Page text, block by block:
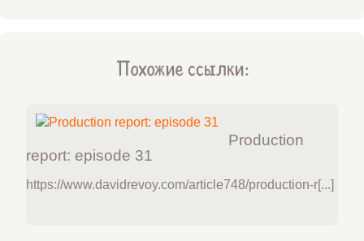
Похожие ссылки:
Production
report: episode 31
https://www.davidrevoy.com/article748/production-r[...]